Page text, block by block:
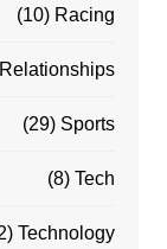
Racing
(10)
Relationships
Sports
(29)
Tech
(8)
Technology
(12)